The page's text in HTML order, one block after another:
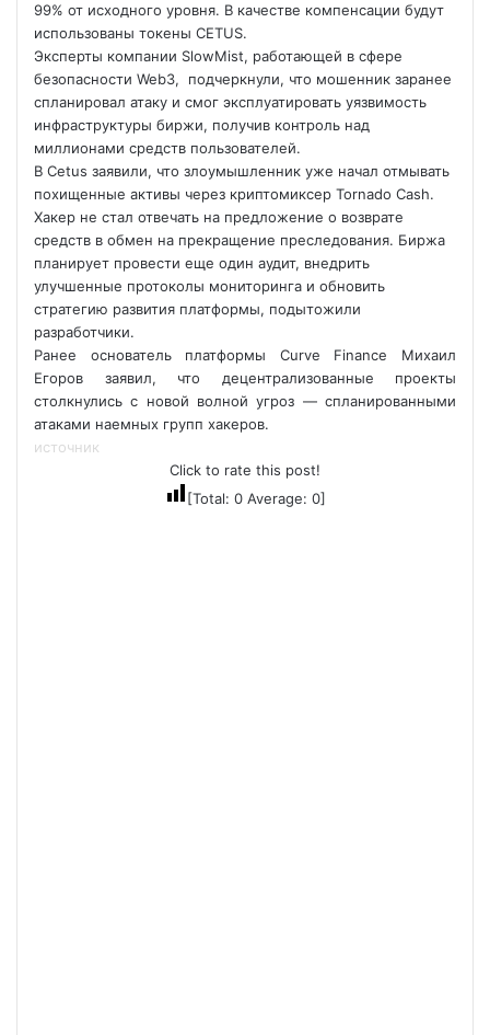
99% от исходного уровня. В качестве компенсации будут
использованы токены CETUS.
Эксперты компании SlowMist, работающей в сфере
безопасности Web3, подчеркнули, что мошенник заранее
спланировал атаку и смог эксплуатировать уязвимость
инфраструктуры биржи, получив контроль над
миллионами средств пользователей.
В Cetus заявили, что злоумышленник уже начал отмывать
похищенные активы через криптомиксер Tornado Cash.
Хакер не стал отвечать на предложение о возврате
средств в обмен на прекращение преследования. Биржа
планирует провести еще один аудит, внедрить
улучшенные протоколы мониторинга и обновить
стратегию развития платформы, подытожили
разработчики.
Ранее основатель платформы Curve Finance Михаил
Егоров заявил, что децентрализованные проекты
столкнулись с новой волной угроз — спланированными
атаками наемных групп хакеров.
источник
Click to rate this post!
[Total: 0Average: 0]